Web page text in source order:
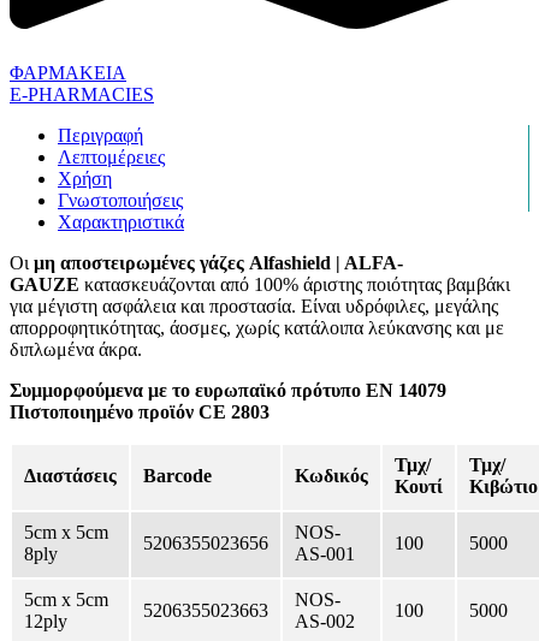
ΦΑΡΜΑΚΕΙΑ
E-PHARMACIES
Περιγραφή
Λεπτομέρειες
Χρήση
Γνωστοποιήσεις
Χαρακτηριστικά
Οι μη αποστειρωμένες γάζες Alfashield | ALFA-
GAUZE κατασκευάζονται από 100% άριστης ποιότητας βαμβάκι
για μέγιστη ασφάλεια και προστασία. Είναι υδρόφιλες, μεγάλης
απορροφητικότητας, άοσμες, χωρίς κατάλοιπα λεύκανσης και με
διπλωμένα άκρα.
Συμμορφούμενα με το ευρωπαϊκό πρότυπο ΕΝ 14079
Πιστοποιημένο προϊόν CE 2803
Διαστάσεις Barcode Κωδικός
Τμχ/
Κουτί
Τμχ/
Κιβώτιο
5cm x 5cm
8ply
5206355023656
NOS-
AS-001
100 5000
5cm x 5cm
12ply
5206355023663
NOS-
AS-002
100 5000